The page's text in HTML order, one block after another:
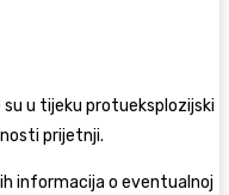
u tijeku protueksplozijski
prijetnji.
informacija o eventualnoj